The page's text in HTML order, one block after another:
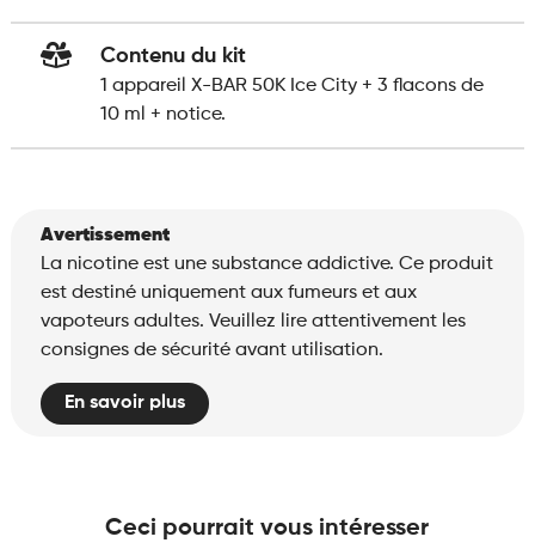
Contenu du kit
1 appareil X-BAR 50K Ice City + 3 flacons de
10 ml + notice.
Avertissement
La nicotine est une substance addictive. Ce produit
est destiné uniquement aux fumeurs et aux
vapoteurs adultes. Veuillez lire attentivement les
consignes de sécurité avant utilisation.
En savoir plus
Ceci pourrait vous intéresser